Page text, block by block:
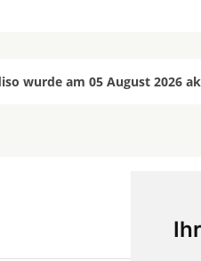
wurde am 05 August 2026